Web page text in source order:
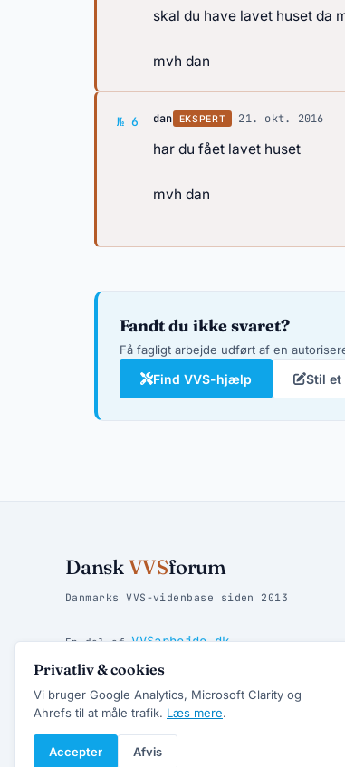
skal du have lavet huset da
mvh dan
№ 6 Svar af dan
dan EKSPERT 21. okt. 2016
har du fået lavet huset
mvh dan
Fandt du ikke svaret?
Få fagligt arbejde udført af en
Find VVS-hjælp Stil et
DanskVVSforum
Danmarks VVS-videnbase siden 2013
En del afVVSarbejde.dk
Find danske badesteder hos Vandpjat.dk
Privatliv & cookies
Vi bruger Google Analytics, Microsoft Clarity og
Ahrefs til at måle trafik. Læs mere.
Accepter Afvis